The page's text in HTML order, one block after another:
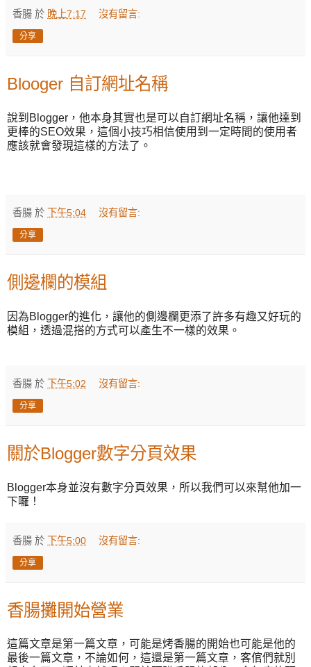
香腸 於 晚上7:17 沒有留言:
分享
Blooger 自訂網址名稱
說到Blogger，他本身其實也是可以自訂網址名稱，讓他達到
更棒的SEO效果，這個小技巧相信使用到一定時間的使用者
應該就會發現這樣的方法了。
香腸 於 下午5:04 沒有留言:
分享
側邊欄的模組
因為Blogger的進化，讓他的側邊欄更添了許多有趣又好玩的
模組，透過混搭的方式可以產生不一樣的效果。
香腸 於 下午5:02 沒有留言:
分享
關於Blogger數字分頁效果
Blogger本身並沒有數字分頁效果，所以我們可以來幫他加一
下囉！
香腸 於 下午5:00 沒有留言:
分享
香腸攤開始營業
這篇文章是第一篇文章，可能是烤香腸的開始也可能是他的
最後一篇文章，不論如何，這還是第一篇文章，客倌們就別